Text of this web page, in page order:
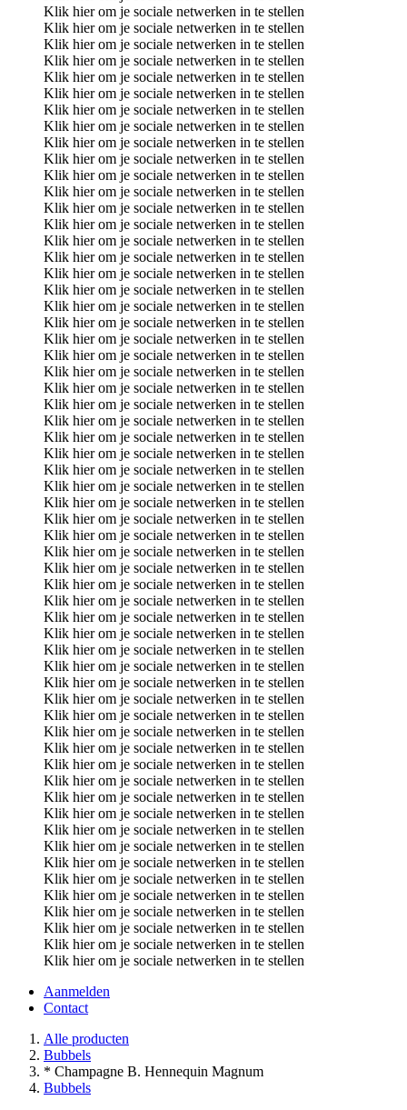
Klik hier om je sociale netwerken in te stellen
Klik hier om je sociale netwerken in te stellen
Klik hier om je sociale netwerken in te stellen
Klik hier om je sociale netwerken in te stellen
Klik hier om je sociale netwerken in te stellen
Klik hier om je sociale netwerken in te stellen
Klik hier om je sociale netwerken in te stellen
Klik hier om je sociale netwerken in te stellen
Klik hier om je sociale netwerken in te stellen
Klik hier om je sociale netwerken in te stellen
Klik hier om je sociale netwerken in te stellen
Klik hier om je sociale netwerken in te stellen
Klik hier om je sociale netwerken in te stellen
Klik hier om je sociale netwerken in te stellen
Klik hier om je sociale netwerken in te stellen
Klik hier om je sociale netwerken in te stellen
Klik hier om je sociale netwerken in te stellen
Klik hier om je sociale netwerken in te stellen
Klik hier om je sociale netwerken in te stellen
Klik hier om je sociale netwerken in te stellen
Klik hier om je sociale netwerken in te stellen
Klik hier om je sociale netwerken in te stellen
Klik hier om je sociale netwerken in te stellen
Klik hier om je sociale netwerken in te stellen
Klik hier om je sociale netwerken in te stellen
Klik hier om je sociale netwerken in te stellen
Klik hier om je sociale netwerken in te stellen
Klik hier om je sociale netwerken in te stellen
Klik hier om je sociale netwerken in te stellen
Klik hier om je sociale netwerken in te stellen
Klik hier om je sociale netwerken in te stellen
Klik hier om je sociale netwerken in te stellen
Klik hier om je sociale netwerken in te stellen
Klik hier om je sociale netwerken in te stellen
Klik hier om je sociale netwerken in te stellen
Klik hier om je sociale netwerken in te stellen
Klik hier om je sociale netwerken in te stellen
Klik hier om je sociale netwerken in te stellen
Klik hier om je sociale netwerken in te stellen
Klik hier om je sociale netwerken in te stellen
Klik hier om je sociale netwerken in te stellen
Klik hier om je sociale netwerken in te stellen
Klik hier om je sociale netwerken in te stellen
Klik hier om je sociale netwerken in te stellen
Klik hier om je sociale netwerken in te stellen
Klik hier om je sociale netwerken in te stellen
Klik hier om je sociale netwerken in te stellen
Klik hier om je sociale netwerken in te stellen
Klik hier om je sociale netwerken in te stellen
Klik hier om je sociale netwerken in te stellen
Klik hier om je sociale netwerken in te stellen
Klik hier om je sociale netwerken in te stellen
Klik hier om je sociale netwerken in te stellen
Klik hier om je sociale netwerken in te stellen
Klik hier om je sociale netwerken in te stellen
Klik hier om je sociale netwerken in te stellen
Klik hier om je sociale netwerken in te stellen
Klik hier om je sociale netwerken in te stellen
Klik hier om je sociale netwerken in te stellen
Aanmelden
Contact
Alle producten
Bubbels
* Champagne B. Hennequin Magnum
Bubbels